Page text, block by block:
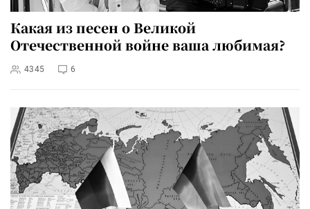
Какая из песен о Великой
Отечественной войне ваша любимая?
4345 6